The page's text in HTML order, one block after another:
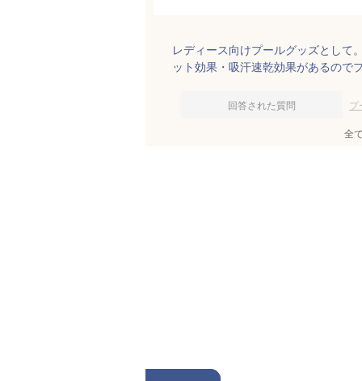
レディース向けプールグッズとし
ット効果・吸汗速乾効果があるので
回答された質問 プ
全